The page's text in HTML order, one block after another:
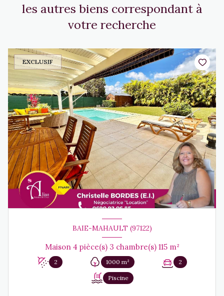
les autres biens correspondant à
votre recherche
EXCLUSIF
BAIE-MAHAULT (97122)
Maison 4 pièce(s) 3 chambre(s) 115 m²
2 1000 m² 2
Piscine